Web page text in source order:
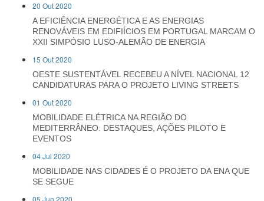
20 Out 2020
A EFICIÊNCIA ENERGÉTICA E AS ENERGIAS
RENOVÁVEIS EM EDIFIÍCIOS EM PORTUGAL MARCAM O
XXII SIMPÓSIO LUSO-ALEMÃO DE ENERGIA
15 Out 2020
OESTE SUSTENTÁVEL RECEBEU A NÍVEL NACIONAL 12
CANDIDATURAS PARA O PROJETO LIVING STREETS
01 Out 2020
MOBILIDADE ELÉTRICA NA REGIÃO DO
MEDITERRÂNEO: DESTAQUES, AÇÕES PILOTO E
EVENTOS
04 Jul 2020
MOBILIDADE NAS CIDADES É O PROJETO DA ENA QUE
SE SEGUE
05 Jun 2020